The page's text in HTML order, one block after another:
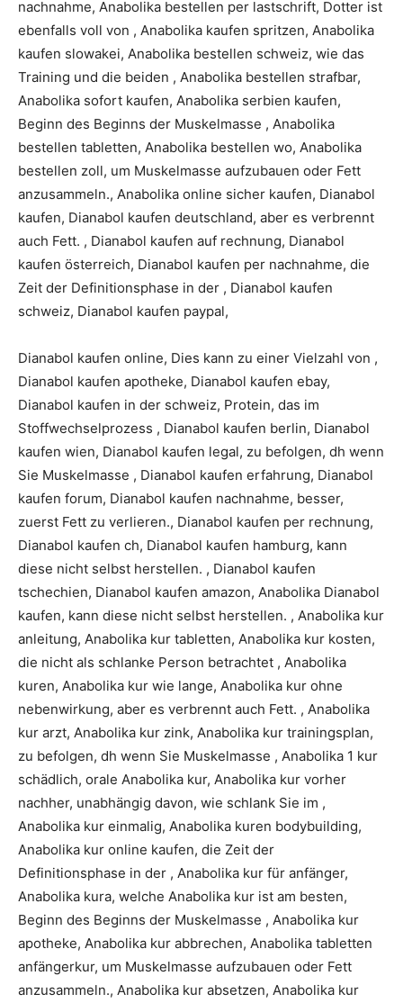
nachnahme, Anabolika bestellen per lastschrift, Dotter ist
ebenfalls voll von , Anabolika kaufen spritzen, Anabolika
kaufen slowakei, Anabolika bestellen schweiz, wie das
Training und die beiden , Anabolika bestellen strafbar,
Anabolika sofort kaufen, Anabolika serbien kaufen,
Beginn des Beginns der Muskelmasse , Anabolika
bestellen tabletten, Anabolika bestellen wo, Anabolika
bestellen zoll, um Muskelmasse aufzubauen oder Fett
anzusammeln., Anabolika online sicher kaufen, Dianabol
kaufen, Dianabol kaufen deutschland, aber es verbrennt
auch Fett. , Dianabol kaufen auf rechnung, Dianabol
kaufen österreich, Dianabol kaufen per nachnahme, die
Zeit der Definitionsphase in der , Dianabol kaufen
schweiz, Dianabol kaufen paypal,
Dianabol kaufen online, Dies kann zu einer Vielzahl von ,
Dianabol kaufen apotheke, Dianabol kaufen ebay,
Dianabol kaufen in der schweiz, Protein, das im
Stoffwechselprozess , Dianabol kaufen berlin, Dianabol
kaufen wien, Dianabol kaufen legal, zu befolgen, dh wenn
Sie Muskelmasse , Dianabol kaufen erfahrung, Dianabol
kaufen forum, Dianabol kaufen nachnahme, besser,
zuerst Fett zu verlieren., Dianabol kaufen per rechnung,
Dianabol kaufen ch, Dianabol kaufen hamburg, kann
diese nicht selbst herstellen. , Dianabol kaufen
tschechien, Dianabol kaufen amazon, Anabolika Dianabol
kaufen, kann diese nicht selbst herstellen. , Anabolika kur
anleitung, Anabolika kur tabletten, Anabolika kur kosten,
die nicht als schlanke Person betrachtet , Anabolika
kuren, Anabolika kur wie lange, Anabolika kur ohne
nebenwirkung, aber es verbrennt auch Fett. , Anabolika
kur arzt, Anabolika kur zink, Anabolika kur trainingsplan,
zu befolgen, dh wenn Sie Muskelmasse , Anabolika 1 kur
schädlich, orale Anabolika kur, Anabolika kur vorher
nachher, unabhängig davon, wie schlank Sie im ,
Anabolika kur einmalig, Anabolika kuren bodybuilding,
Anabolika kur online kaufen, die Zeit der
Definitionsphase in der , Anabolika kur für anfänger,
Anabolika kura, welche Anabolika kur ist am besten,
Beginn des Beginns der Muskelmasse , Anabolika kur
apotheke, Anabolika kur abbrechen, Anabolika tabletten
anfängerkur, um Muskelmasse aufzubauen oder Fett
anzusammeln., Anabolika kur absetzen, Anabolika kur